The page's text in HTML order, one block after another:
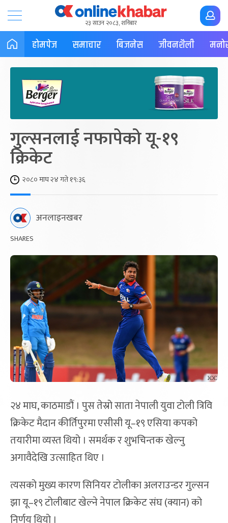
२३ साउन २०८३, शनिबार
होमपेज समाचार बिजनेस जीवनशैली
गुल्सनलाई नफापेको यू-१९
क्रिकेट
२०८० माघ २४ गते १९:३६
अनलाइनखबर
SHARES
२४ माघ, काठमाडौं । पुस तेस्रो साता नेपाली युवा टोली त्रिवि
क्रिकेट मैदान कीर्तिपुरमा एसीसी यू–१९ एसिया कपको
तयारीमा व्यस्त थियो । समर्थक र शुभचिन्तक खेल्नु
अगावैदेखि उत्साहित थिए ।
त्यसको मुख्य कारण सिनियर टोलीका अलराउन्डर गुल्सन
झा यू–१९ टोलीबाट खेल्ने नेपाल क्रिकेट संघ (क्यान) को